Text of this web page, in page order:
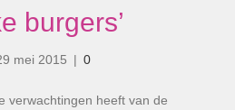
burgers’
mei 2015 | 0
verwachtingen heeft van de